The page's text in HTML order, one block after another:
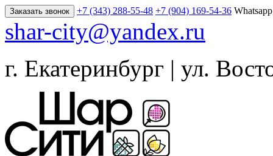
Заказать звонок +7 (343) 288-55-48 +7 (904) 169-54-36
shar-city@yandex.ru
г. Екатеринбург | ул.